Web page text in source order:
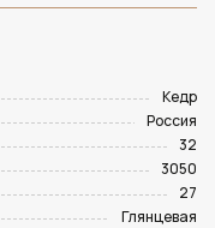
Кедр
Россия
32
3050
27
Глянцевая